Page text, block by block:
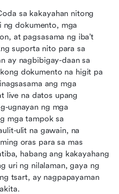
sa kakayahan nitong
ng dokumento, mga
at pagsasama ng iba’t
suporta nito para sa
ay nagbibigay-daan sa
dokumento na higit pa
ang mga
live na datos upang
ugnayan ng mga
mga tampok sa
ulit na gawain, na
oras para sa mas
habang ang kakayahang
uri ng nilalaman, gaya ng
tsart, ay nagpapayaman